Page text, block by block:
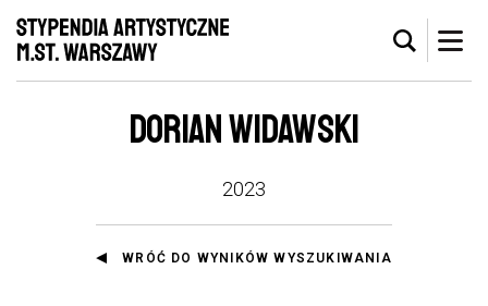
DORIAN WIDAWSKI
2023
WRÓĆ DO WYNIKÓW WYSZUKIWANIA